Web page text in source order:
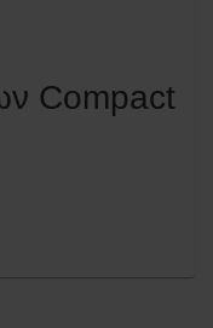
Compact